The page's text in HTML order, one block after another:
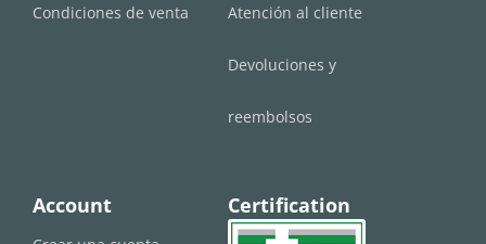
Condiciones de venta Atención al cliente
Devoluciones y
reembolsos
Account Certification